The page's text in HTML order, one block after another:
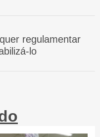
regulamentar
lo